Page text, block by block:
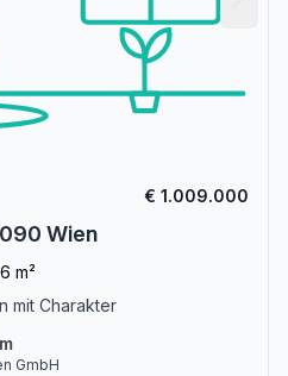
€ 1.009.000
Wien
m²
mit Charakter
GmbH